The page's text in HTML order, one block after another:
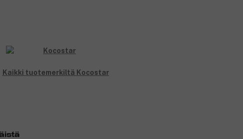
Kaikki tuotemerkiltä Kocostar